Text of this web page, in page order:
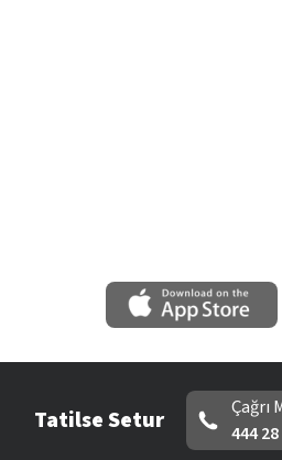
Tatilse Setur
Çağrı
444